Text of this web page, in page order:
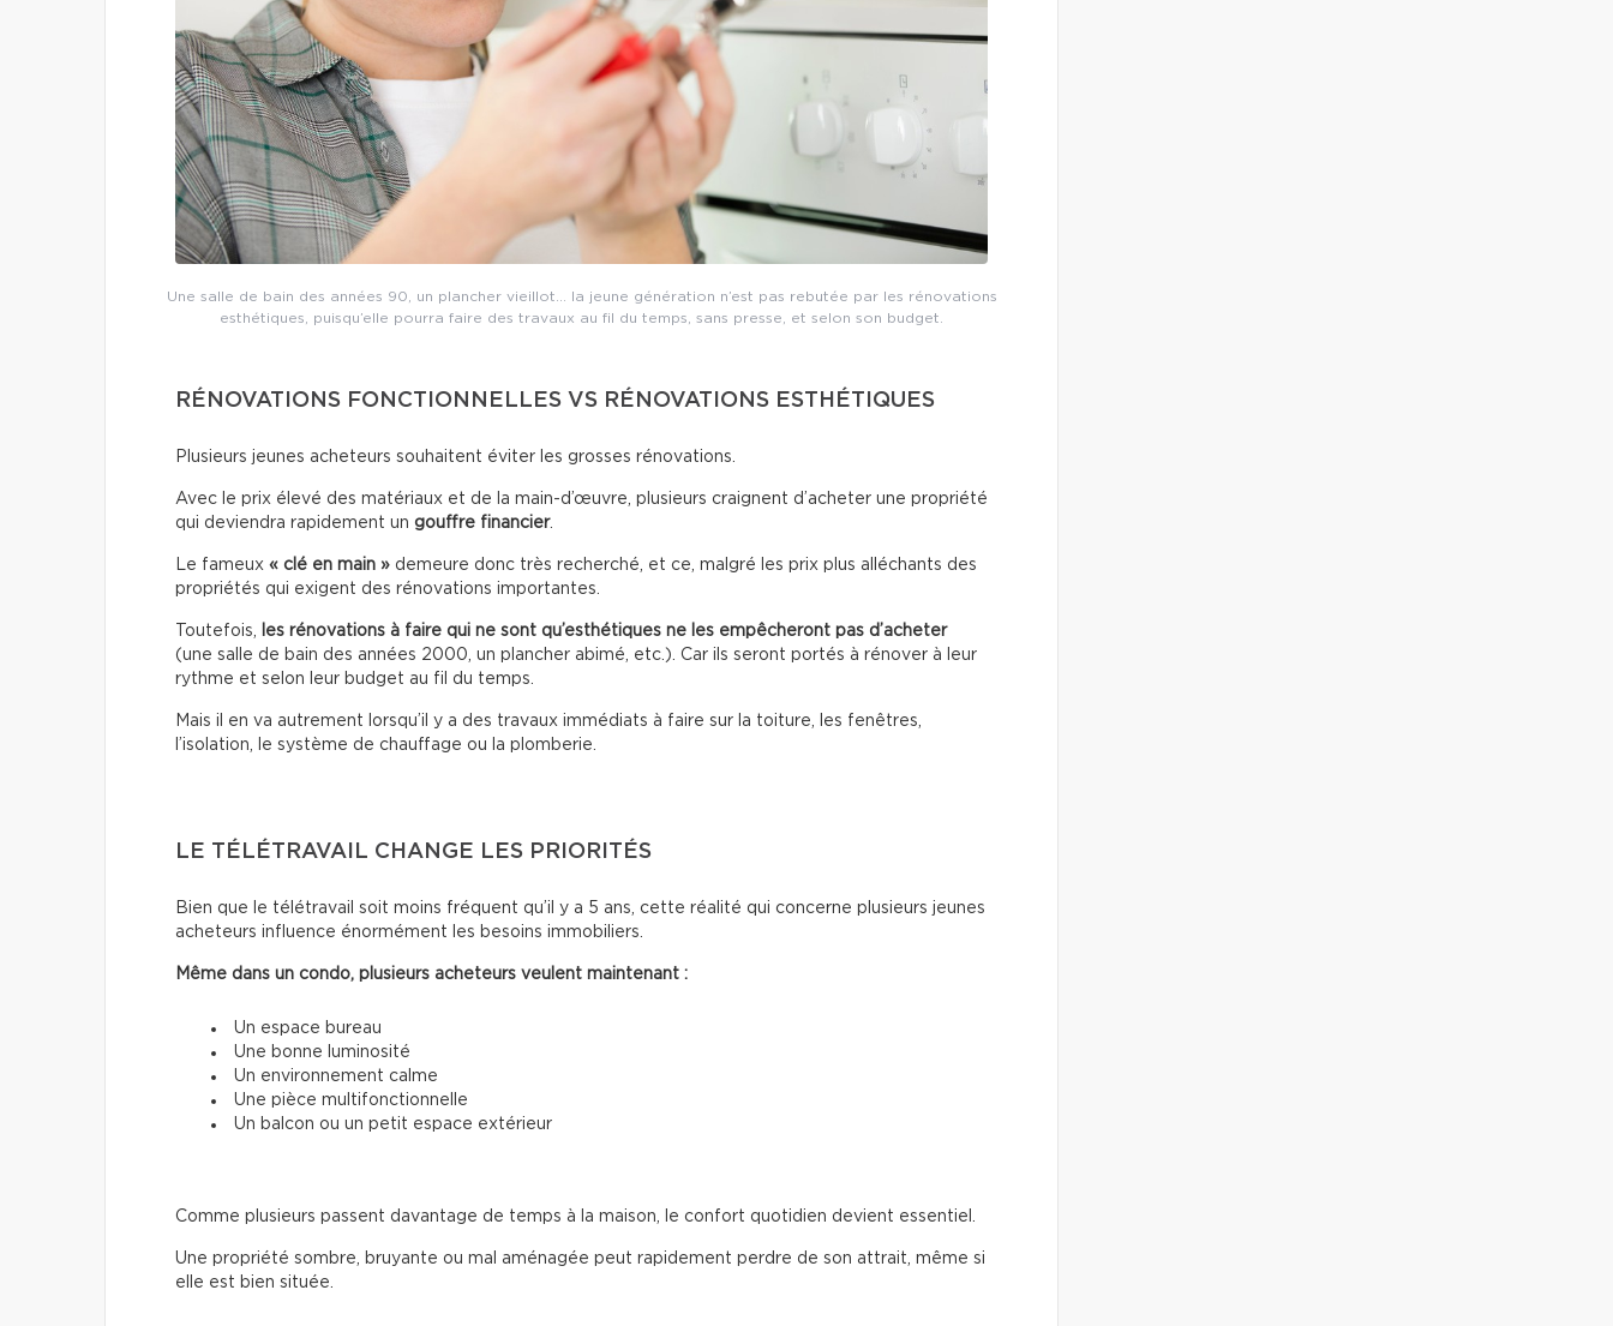
Une salle de bain des années 90, un plancher vieillot… la jeune génération n’est pas rebutée par les rénovations
esthétiques, puisqu’elle pourra faire des travaux au fil du temps, sans presse, et selon son budget.
RÉNOVATIONS FONCTIONNELLES VS RÉNOVATIONS ESTHÉTIQUES
Plusieurs jeunes acheteurs souhaitent éviter les grosses rénovations.
Avec le prix élevé des matériaux et de la main-d’œuvre, plusieurs craignent d’acheter une propriété
qui deviendra rapidement un gouffre financier.
Le fameux « clé en main » demeure donc très recherché, et ce, malgré les prix plus alléchants des
propriétés qui exigent des rénovations importantes.
Toutefois, les rénovations à faire qui ne sont qu’esthétiques ne les empêcheront pas d’acheter
(une salle de bain des années 2000, un plancher abimé, etc.). Car ils seront portés à rénover à leur
rythme et selon leur budget au fil du temps.
Mais il en va autrement lorsqu’il y a des travaux immédiats à faire sur la toiture, les fenêtres,
l’isolation, le système de chauffage ou la plomberie.
LE TÉLÉTRAVAIL CHANGE LES PRIORITÉS
Bien que le télétravail soit moins fréquent qu’il y a 5 ans, cette réalité qui concerne plusieurs jeunes
acheteurs influence énormément les besoins immobiliers.
Même dans un condo, plusieurs acheteurs veulent maintenant :
Un espace bureau
Une bonne luminosité
Un environnement calme
Une pièce multifonctionnelle
Un balcon ou un petit espace extérieur
Comme plusieurs passent davantage de temps à la maison, le confort quotidien devient essentiel.
Une propriété sombre, bruyante ou mal aménagée peut rapidement perdre de son attrait, même si
elle est bien située.